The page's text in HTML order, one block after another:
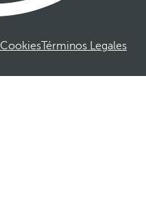
CookiesTérminos Legales